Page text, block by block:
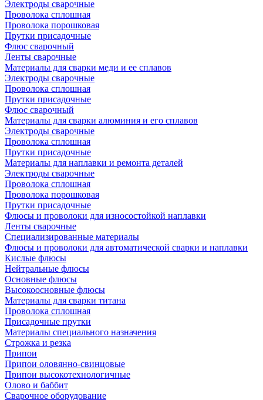
Электроды сварочные
Проволока сплошная
Проволока порошковая
Прутки присадочные
Флюс сварочный
Ленты сварочные
Материалы для сварки меди и ее сплавов
Электроды сварочные
Проволока сплошная
Прутки присадочные
Флюс сварочный
Материалы для сварки алюминия и его сплавов
Электроды сварочные
Проволока сплошная
Прутки присадочные
Материалы для наплавки и ремонта деталей
Электроды сварочные
Проволока сплошная
Проволока порошковая
Прутки присадочные
Флюсы и проволоки для износостойкой наплавки
Ленты сварочные
Специализированные материалы
Флюсы и проволоки для автоматической сварки и наплавки
Кислые флюсы
Нейтральные флюсы
Основные флюсы
Высокоосновные флюсы
Материалы для сварки титана
Проволока сплошная
Присадочные прутки
Материалы специального назначения
Строжка и резка
Припои
Припои оловянно-свинцовые
Припои высокотехнологичные
Олово и баббит
Сварочное оборудование